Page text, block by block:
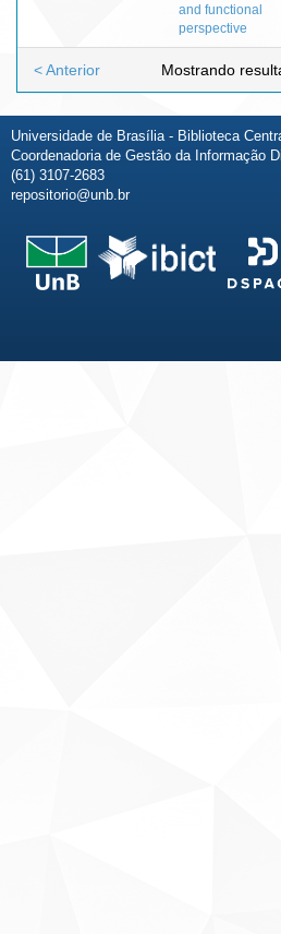
and functional
perspective
Mostrando
< Anterior
Universidade de Brasília - Biblioteca
Coordenadoria de Gestão da Informação
(61) 3107-2683
repositorio@unb.br